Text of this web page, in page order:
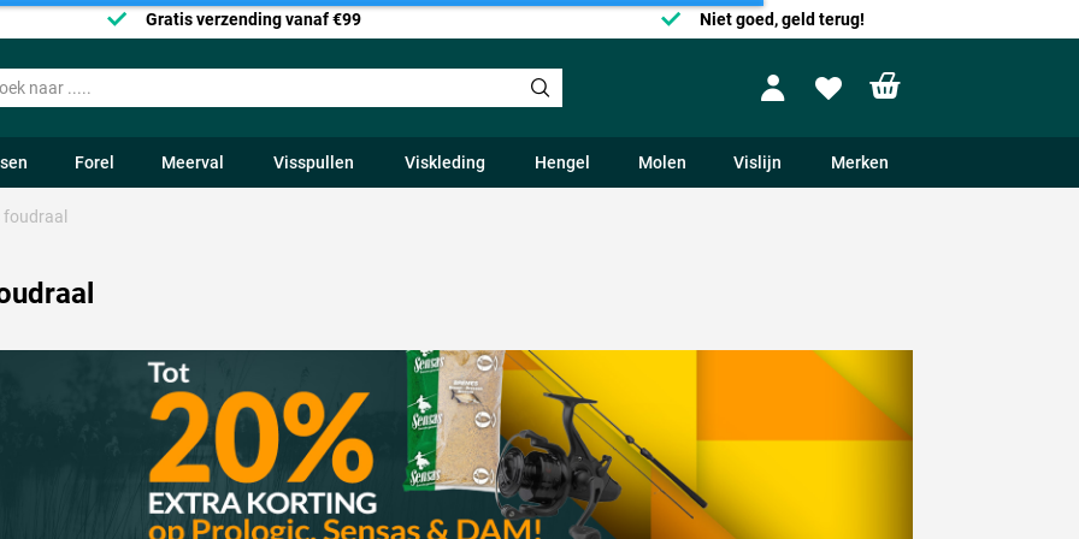
Gratis verzending vanaf €99 Niet goed, geld terug!
ProfileWishlist
Forel Meerval Visspullen Viskleding Hengel Molen Vislijn Merken
foudraal